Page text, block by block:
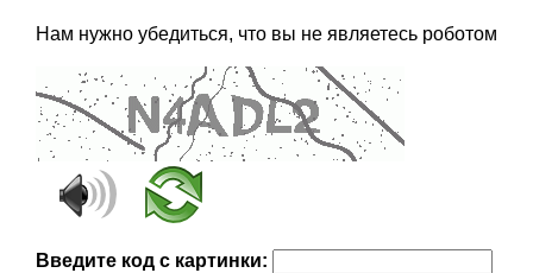
Нам нужно убедиться, что вы не являетесь роботом
Введите код с картинки: